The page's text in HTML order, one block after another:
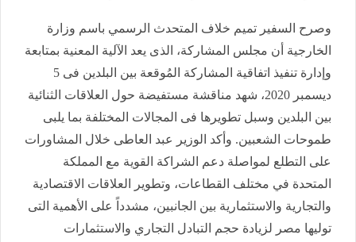
وصرح السفير تميم خلاف المتحدث الرسمي باسم وزارة
الخارجية أن مجلس المشاركة، الذى يعد الآلية المعنية بمتابعة
وإدارة تنفيذ اتفاقية المشاركة المُوقعة بين البلدين فى 5
ديسمبر 2020، شهد مناقشة مستفيضة حول العلاقات الثنائية
بين البلدين وسبل تطويرها فى المجالات المختلفة بما يلبى
طموحات الشعبين. وأكد الوزير عبد العاطى خلال المشاورات
على التطلع لمواصلة دعم الشراكة القوية مع المملكة
المتحدة في مختلف القطاعات، وتطوير العلاقات الاقتصادية
والتجارية والاستثمارية بين الجانبين، مشدداً على الأهمية التى
توليها مصر لزيادة حجم التبادل التجاري والاستثمارات